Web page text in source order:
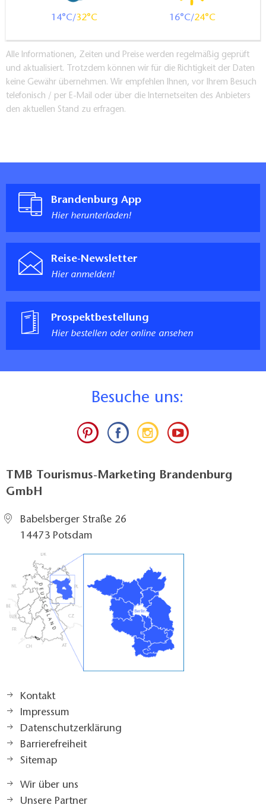
14 32 16 24
Alle Informationen, Zeiten und Preise werden regelmäßig geprüft
und aktualisiert. Trotzdem können wir für die Richtigkeit der Daten
keine Gewähr übernehmen. Wir empfehlen Ihnen, vor Ihrem Besuch
telefonisch / per E-Mail oder über die Internetseiten des Anbieters
den aktuellen Stand zu erfragen.
Brandenburg App
Hier herunterladen!
Reise-Newsletter
Hier anmelden!
Prospektbestellung
Hier bestellen oder online ansehen
Besuche uns:
TMB Tourismus-Marketing Brandenburg
GmbH
Babelsberger Straße 26
14473 Potsdam
Kontakt
Impressum
Datenschutzerklärung
Barrierefreiheit
Sitemap
Wir über uns
Unsere Partner